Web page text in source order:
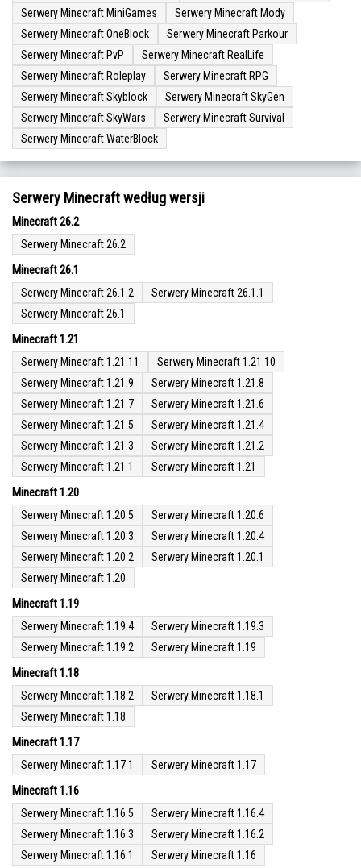
Serwery Minecraft MiniGames
Serwery Minecraft Mody
Serwery Minecraft OneBlock
Serwery Minecraft Parkour
Serwery Minecraft PvP
Serwery Minecraft RealLife
Serwery Minecraft Roleplay
Serwery Minecraft RPG
Serwery Minecraft Skyblock
Serwery Minecraft SkyGen
Serwery Minecraft SkyWars
Serwery Minecraft Survival
Serwery Minecraft WaterBlock
Serwery Minecraft według wersji
Minecraft 26.2
Serwery Minecraft 26.2
Minecraft 26.1
Serwery Minecraft 26.1.2
Serwery Minecraft 26.1.1
Serwery Minecraft 26.1
Minecraft 1.21
Serwery Minecraft 1.21.11
Serwery Minecraft 1.21.10
Serwery Minecraft 1.21.9
Serwery Minecraft 1.21.8
Serwery Minecraft 1.21.7
Serwery Minecraft 1.21.6
Serwery Minecraft 1.21.5
Serwery Minecraft 1.21.4
Serwery Minecraft 1.21.3
Serwery Minecraft 1.21.2
Serwery Minecraft 1.21.1
Serwery Minecraft 1.21
Minecraft 1.20
Serwery Minecraft 1.20.5
Serwery Minecraft 1.20.6
Serwery Minecraft 1.20.3
Serwery Minecraft 1.20.4
Serwery Minecraft 1.20.2
Serwery Minecraft 1.20.1
Serwery Minecraft 1.20
Minecraft 1.19
Serwery Minecraft 1.19.4
Serwery Minecraft 1.19.3
Serwery Minecraft 1.19.2
Serwery Minecraft 1.19
Minecraft 1.18
Serwery Minecraft 1.18.2
Serwery Minecraft 1.18.1
Serwery Minecraft 1.18
Minecraft 1.17
Serwery Minecraft 1.17.1 Serwery Minecraft 1.17
Minecraft 1.16
Serwery Minecraft 1.16.5
Serwery Minecraft 1.16.4
Serwery Minecraft 1.16.3
Serwery Minecraft 1.16.2
Serwery Minecraft 1.16.1
Serwery Minecraft 1.16